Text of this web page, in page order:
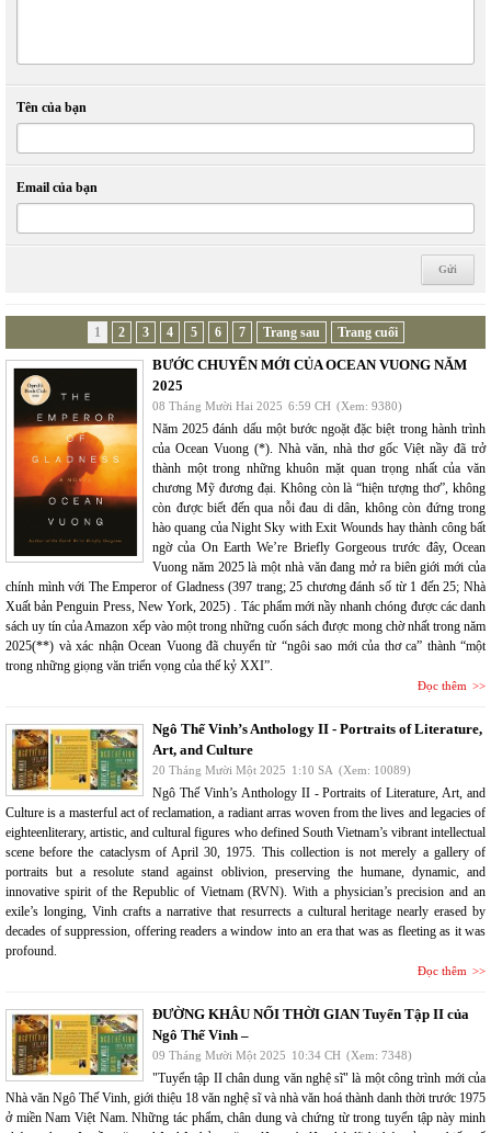
Tên của bạn
Email của bạn
1 2 3 4 5 6 7 Trang sau Trang cuối
BƯỚC CHUYỂN MỚI CỦA OCEAN VUONG NĂM
2025
08 Tháng Mười Hai 2025 6:59 CH (Xem: 9380)
Năm 2025 đánh dấu một bước ngoặt đặc biệt trong hành trình
của Ocean Vuong (*). Nhà văn, nhà thơ gốc Việt nầy đã trở
thành một trong những khuôn mặt quan trọng nhất của văn
chương Mỹ đương đại. Không còn là “hiện tượng thơ”, không
còn được biết đến qua nỗi đau di dân, không còn đứng trong
hào quang của Night Sky with Exit Wounds hay thành công bất
ngờ của On Earth We’re Briefly Gorgeous trước đây, Ocean
Vuong năm 2025 là một nhà văn đang mở ra biên giới mới của
chính mình với The Emperor of Gladness (397 trang; 25 chương đánh số từ 1 đến 25; Nhà
Xuất bản Penguin Press, New York, 2025) . Tác phẩm mới nầy nhanh chóng được các danh
sách uy tín của Amazon xếp vào một trong những cuốn sách được mong chờ nhất trong năm
2025(**) và xác nhận Ocean Vuong đã chuyển từ “ngôi sao mới của thơ ca” thành “một
trong những giọng văn triển vọng của thế kỷ XXI”.
Đọc thêm
Ngô Thế Vinh’s Anthology II - Portraits of Literature,
Art, and Culture
20 Tháng Mười Một 2025 1:10 SA (Xem: 10089)
Ngô Thế Vinh’s Anthology II - Portraits of Literature, Art, and
Culture is a masterful act of reclamation, a radiant arras woven from the lives and legacies of
eighteenliterary, artistic, and cultural figures who defined South Vietnam’s vibrant intellectual
scene before the cataclysm of April 30, 1975. This collection is not merely a gallery of
portraits but a resolute stand against oblivion, preserving the humane, dynamic, and
innovative spirit of the Republic of Vietnam (RVN). With a physician’s precision and an
exile’s longing, Vinh crafts a narrative that resurrects a cultural heritage nearly erased by
decades of suppression, offering readers a window into an era that was as fleeting as it was
profound.
Đọc thêm
ĐƯỜNG KHÂU NỐI THỜI GIAN Tuyển Tập II của
Ngô Thế Vinh –
09 Tháng Mười Một 2025 10:34 CH (Xem: 7348)
"Tuyển tập II chân dung văn nghệ sĩ" là một công trình mới của
Nhà văn Ngô Thế Vinh, giới thiệu 18 văn nghệ sĩ và nhà văn hoá thành danh thời trước 1975
ở miền Nam Việt Nam. Những tác phẩm, chân dung và chứng từ trong tuyển tập này minh